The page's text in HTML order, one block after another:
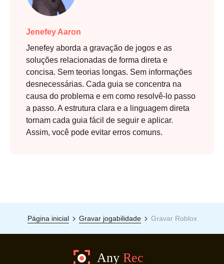
Jenefey Aaron
Jenefey aborda a gravação de jogos e as
soluções relacionadas de forma direta e
concisa. Sem teorias longas. Sem informações
desnecessárias. Cada guia se concentra na
causa do problema e em como resolvê-lo passo
a passo. A estrutura clara e a linguagem direta
tornam cada guia fácil de seguir e aplicar.
Assim, você pode evitar erros comuns.
Página inicial Gravar jogabilidade Gravar Roblox